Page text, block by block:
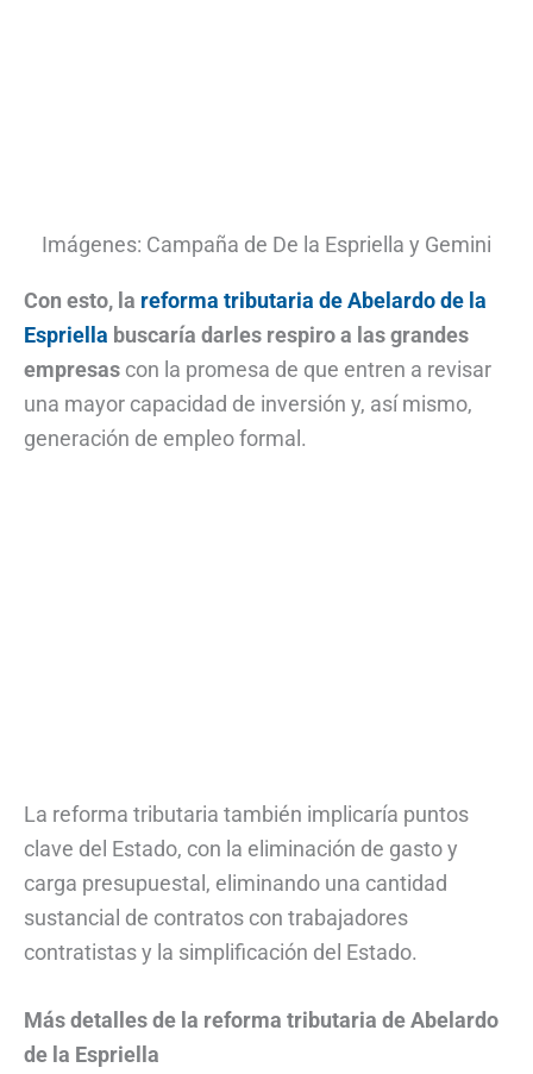
Imágenes: Campaña de De la Espriella y Gemini
Con esto, la reforma tributaria de Abelardo de la
Espriella buscaría darles respiro a las grandes
empresas con la promesa de que entren a revisar
una mayor capacidad de inversión y, así mismo,
generación de empleo formal.
La reforma tributaria también implicaría puntos
clave del Estado, con la eliminación de gasto y
carga presupuestal, eliminando una cantidad
sustancial de contratos con trabajadores
contratistas y la simplificación del Estado.
Más detalles de la reforma tributaria de Abelardo
de la Espriella